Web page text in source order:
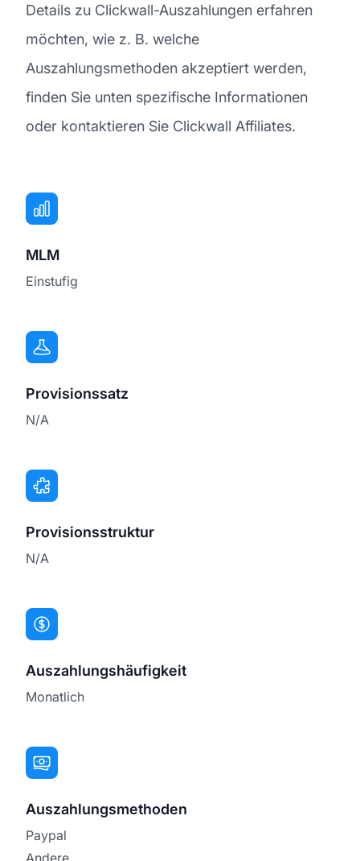
Details zu Clickwall-Auszahlungen erfahren
möchten, wie z. B. welche
Auszahlungsmethoden akzeptiert werden,
finden Sie unten spezifische Informationen
oder kontaktieren Sie Clickwall Affiliates.
MLM
Einstufig
Provisionssatz
N/A
Provisionsstruktur
N/A
Auszahlungshäufigkeit
Monatlich
Auszahlungsmethoden
Paypal
Andere